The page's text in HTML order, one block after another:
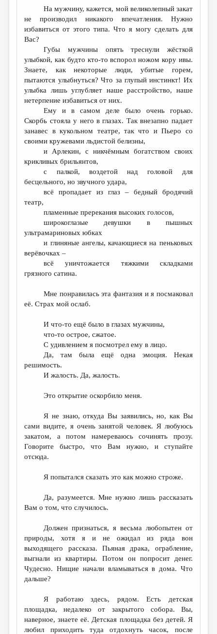
На мужчину, кажется, мой великолепный закат
не производил никакого впечатления. Нужно
избавиться от этого типа. Что я могу сделать для
Вас?
Губы мужчины опять треснули жёсткой
улыбкой, как будто кто-то вспорол ножом кору ивы.
Знаете, как некоторые люди, убитые горем,
пытаются улыбнуться? Что за глупый инстинкт! Их
улыбка лишь углубляет наше расстройство, наше
нетерпение избавиться от них.
Ему и в самом деле было очень горько.
Скорбь стояла у него в глазах. Так внезапно падает
занавес в кукольном театре, так что и Пьеро со
своими кружевами льдистой белизны,
и Арлекин, с никчёмным богатством своих
крикливых брильянтов,
с палкой, воздетой над головой для
бесцельного, но звучного удара,
всё пропадает из глаз – бедный бродячий
театр,
пламенные пререкания высоких голосов,
широкоглазые девушки в пышных
ультрамариновых юбках
и глиняные ангелы, качающиеся на пеньковых
верёвочках –
всё уничтожается тяжкими складками
грязного сатина.
Мне понравилась эта фантазия и я посмаковал
её. Страх мой ослаб.
И что-то ещё было в глазах мужчины,
что-то острое, сжатое.
С удивлением я посмотрел ему в лицо.
Да, там была ещё одна эмоция. Некая
решимость.
И жалость. Да, жалость.
Это открытие оскорбило меня.
Я не знаю, откуда Вы заявились, но, как Вы
сами видите, я очень занятой человек. Я любуюсь
закатом, а потом намереваюсь сочинять прозу.
Говорите быстро, что Вам нужно, и ступайте
отсюда.
Я попытался сказать это как можно строже.
Да, разумеется. Мне нужно лишь рассказать
Вам о том, что случилось.
Должен признаться, я весьма любопытен от
природы, хотя я и не ожидал из ряда вон
выходящего рассказа. Пьяная драка, ограбление,
выгнали из квартиры. Потом он попросит денег.
Чудесно. Нищие начали вламываться в дома. Что
дальше?
Я работаю здесь, рядом. Есть детская
площадка, недалеко от закрытого собора. Вы,
наверное, знаете её. Детская площадка без детей. Я
любил приходить туда отдохнуть часок, после